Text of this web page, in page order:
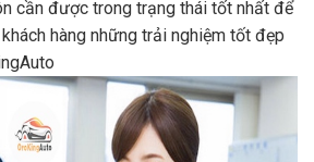
cần được trong trạng thái tốt nhất để
hàng những trải nghiệm tốt đẹp